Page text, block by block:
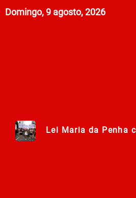
Domingo, 9 agosto, 2026
Lei Maria da Penha
278ª Romaria do
Centro Municipal de
Polícia Militar de